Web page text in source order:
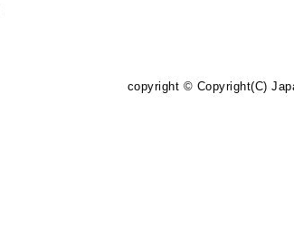
copyright © Copyright(C)